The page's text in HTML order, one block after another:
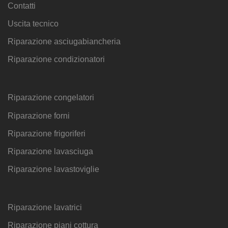
Contatti
Uscita tecnico
Riparazione asciugabiancheria
Riparazione condizionatori
Riparazione congelatori
Riparazione forni
Riparazione frigoriferi
Riparazione lavasciuga
Riparazione lavastoviglie
Riparazione lavatrici
Riparazione piani cottura